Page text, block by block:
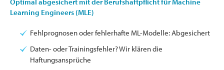
Learning Engineers (MLE)
Fehlprognosen oder fehlerhafte ML-Modelle: Abgesichert
Daten- oder Trainingsfehler? Wir klären die
Haftungsansprüche